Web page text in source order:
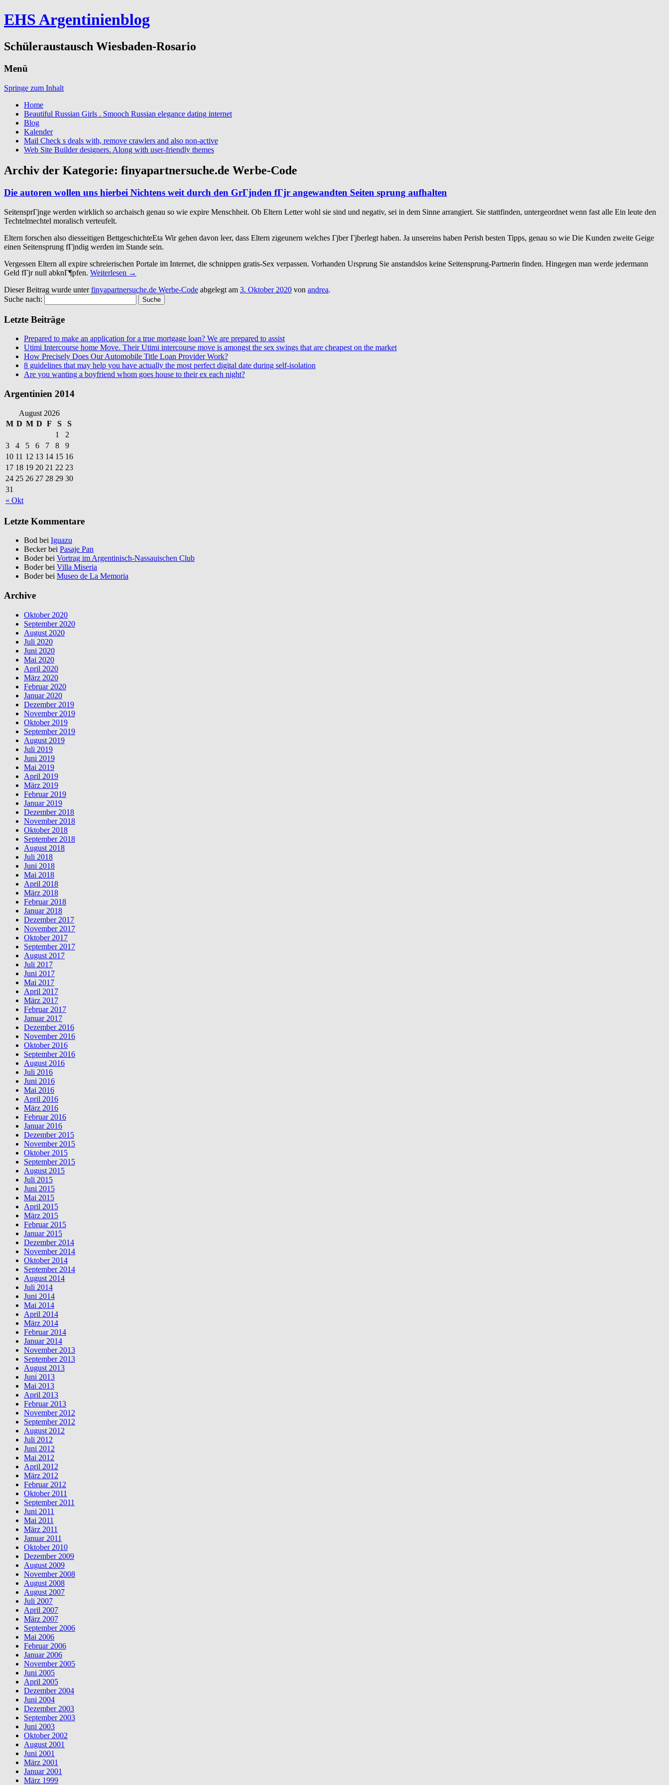
EHS Argentinienblog
Schüleraustausch Wiesbaden-Rosario
Menü
Springe zum Inhalt
Home
Beautiful Russian Girls . Smooch Russian elegance dating internet
Blog
Kalender
Mail Check s deals with, remove crawlers and also non-active
Web Site Builder designers. Along with user-friendly themes
Archiv der Kategorie: finyapartnersuche.de Werbe-Code
Die autoren wollen uns hierbei Nichtens weit durch den GrГјnden fГјr angewandten Seiten sprung aufhalten
SeitensprГјnge werden wirklich so archaisch genau so wie expire Menschheit. Ob Eltern Letter wohl sie sind und negativ, sei in dem Sinne arrangiert. Sie stattfinden, untergeordnet wenn fast alle Ein leute den
Techtelmechtel moralisch verteufelt.
Eltern forschen also diesseitigen BettgeschichteEta Wir gehen davon leer, dass Eltern zigeunern welches Гјber Гјberlegt haben. Ja unsereins haben Perish besten Tipps, genau so wie Die Kunden zweite Geige
einen Seitensprung fГјndig werden im Stande sein.
Vergessen Eltern all expire schreierischen Portale im Internet, die schnippen gratis-Sex verpassen. Vorhanden Ursprung Sie anstandslos keine Seitensprung-Partnerin finden. Hingegen man werde jedermann
Geld fГјr null abknГ¶pfen. Weiterlesen →
Dieser Beitrag wurde unterfinyapartnersuche.de Werbe-Code abgelegt am 3. Oktober 2020 von andrea.
Suche nach:
Letzte Beiträge
Prepared to make an application for a true mortgage loan? We are prepared to assist
Utimi Intercourse home Move. Their Utimi intercourse move is amongst the sex swings that are cheapest on the market
How Precisely Does Our Automobile Title Loan Provider Work?
8 guidelines that may help you have actually the most perfect digital date during self-isolation
Are you wanting a boyfriend whom goes house to their ex each night?
Argentinien 2014
August 2026
M D M D F S S
« Okt
1
2
3
4 5 6 7 8
9
10 11 12 13 14 15 16
17 18 19 20 21 22 23
24 25 26 27 28 29 30
31
Letzte Kommentare
Bod bei Iguazu
Becker bei Pasaje Pan
Boder bei Vortrag im Argentinisch-Nassauischen Club
Boder bei Villa Miseria
Boder bei Museo de La Memoria
Archive
Oktober 2020
September 2020
August 2020
Juli 2020
Juni 2020
Mai 2020
April 2020
März 2020
Februar 2020
Januar 2020
Dezember 2019
November 2019
Oktober 2019
September 2019
August 2019
Juli 2019
Juni 2019
Mai 2019
April 2019
März 2019
Februar 2019
Januar 2019
Dezember 2018
November 2018
Oktober 2018
September 2018
August 2018
Juli 2018
Juni 2018
Mai 2018
April 2018
März 2018
Februar 2018
Januar 2018
Dezember 2017
November 2017
Oktober 2017
September 2017
August 2017
Juli 2017
Juni 2017
Mai 2017
April 2017
März 2017
Februar 2017
Januar 2017
Dezember 2016
November 2016
Oktober 2016
September 2016
August 2016
Juli 2016
Juni 2016
Mai 2016
April 2016
März 2016
Februar 2016
Januar 2016
Dezember 2015
November 2015
Oktober 2015
September 2015
August 2015
Juli 2015
Juni 2015
Mai 2015
April 2015
März 2015
Februar 2015
Januar 2015
Dezember 2014
November 2014
Oktober 2014
September 2014
August 2014
Juli 2014
Juni 2014
Mai 2014
April 2014
März 2014
Februar 2014
Januar 2014
November 2013
September 2013
August 2013
Juni 2013
Mai 2013
April 2013
Februar 2013
November 2012
September 2012
August 2012
Juli 2012
Juni 2012
Mai 2012
April 2012
März 2012
Februar 2012
Oktober 2011
September 2011
Juni 2011
Mai 2011
März 2011
Januar 2011
Oktober 2010
Dezember 2009
August 2009
November 2008
August 2008
August 2007
Juli 2007
April 2007
März 2007
September 2006
Mai 2006
Februar 2006
Januar 2006
November 2005
Juni 2005
April 2005
Dezember 2004
Juni 2004
Dezember 2003
September 2003
Juni 2003
Oktober 2002
August 2001
Juni 2001
März 2001
Januar 2001
März 1999